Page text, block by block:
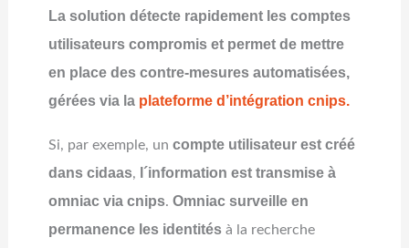
La solution détecte rapidement les comptes
utilisateurs compromis et permet de mettre
en place des contre-mesures automatisées,
gérées via la plateforme d’intégration cnips.
Si, par exemple, un compte utilisateur est créé
dans cidaas, l´information est transmise à
omniac via cnips. Omniac surveille en
permanence les identitésà la recherche